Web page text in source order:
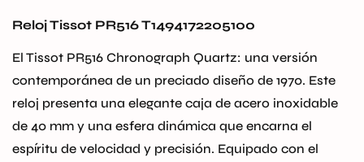
Reloj Tissot PR516 T1494172205100
El Tissot PR516 Chronograph Quartz: una versión
contemporánea de un preciado diseño de 1970. Este
reloj presenta una elegante caja de acero inoxidable
de 40 mm y una esfera dinámica que encarna el
espíritu de velocidad y precisión. Equipado con el